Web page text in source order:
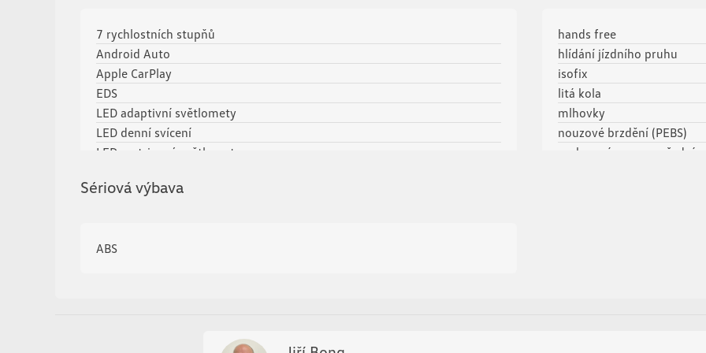
7 rychlostních stupňů
Android Auto
Apple CarPlay
EDS
LED adaptivní světlomety
LED denní svícení
LED matrixové světlomety
ambientní osvětlení interiéru
asistent rozjezdu do kopce (HSA)
hands free
hlídání jízdního pruhu
isofix
litá kola
mlhovky
nouzové brzdění (PEBS)
parkovací senzory přední
Sériová výbava
ABS